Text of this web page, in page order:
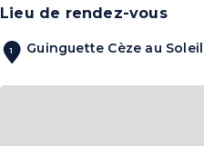
Lieu de rendez-vous
1 Guinguette Cèze au